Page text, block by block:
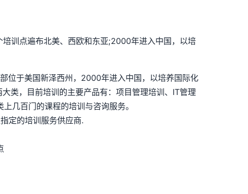
训点遍布北美、西欧和东亚;2000年进入中国，以培
于美国新泽西州，2000年进入中国，以培养国际化
类，目前培训的主要产品有：项目管理培训、IT管理
几百门的课程的培训与咨询服务。
定的培训服务供应商.